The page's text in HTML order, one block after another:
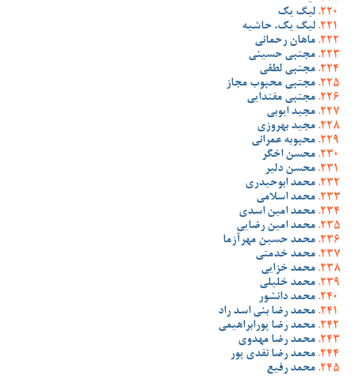
لیگ یک
لیگ یک، حاشیه
ماهان رحمانی
مجتبی حسینی
مجتبی لطفی
مجتبی محبوب مجاز
مجتبی مقتدایی
مجید ایوبی
مجید بهروزی
محبوبه عمرانی
محسن اخگر
محسن دلیر
محمد ابوحیدری
محمد اسلامی
محمد امین اسدی
محمد امین رضایی
محمد حسین مهرآزما
محمد خدمتی
محمد خزایی
محمد خلیلی
محمد دانشور
محمد رضا بنی اسد راد
محمد رضا پورابراهیمی
محمد رضا مهدوی
محمد رضا نقدی پور
محمد رفیع